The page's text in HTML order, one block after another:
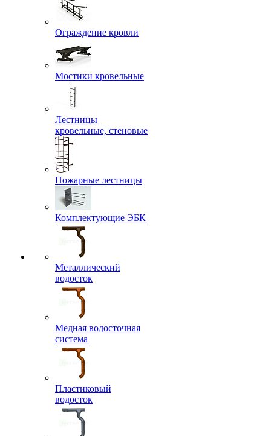
Ограждение кровли
Мостики кровельные
Лестницы
кровельные, стеновые
Пожарные лестницы
Комплектующие ЭБК
Металлический
водосток
Медная водосточная
система
Пластиковый
водосток